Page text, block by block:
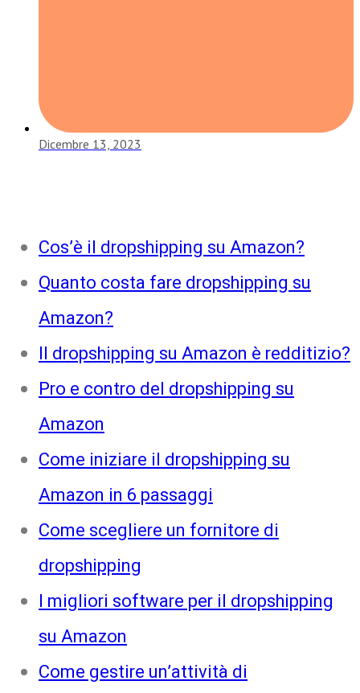
Dicembre 13, 2023
Cos’è il dropshipping su Amazon?
Quanto costa fare dropshipping su
Amazon?
Il dropshipping su Amazon è redditizio?
Pro e contro del dropshipping su
Amazon
Come iniziare il dropshipping su
Amazon in 6 passaggi
Come scegliere un fornitore di
dropshipping
I migliori software per il dropshipping
su Amazon
Come gestire un’attività di